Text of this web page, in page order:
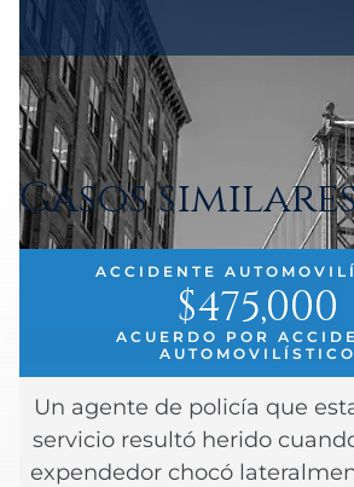
Casos
ACCIDENTE
$475,000
ACUERDO POR
AUTOMOVILÍSTICO
Un agente de policía que
servicio resultó herido
expendedor chocó